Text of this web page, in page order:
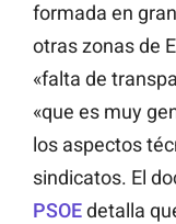
formada en
otras zonas de
«falta de
«que es muy
los aspectos
sindicatos. El
PSOEdetalla